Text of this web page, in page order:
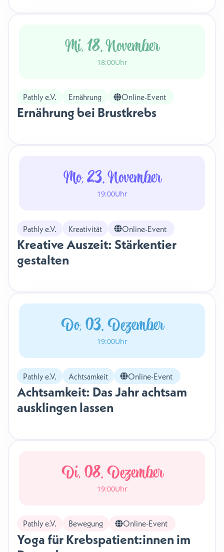
Mi, 18. November
18:00Uhr
Pathly e.V. Ernährung Online-Event
Ernährung bei Brustkrebs
Mo, 23. November
19:00Uhr
Pathly e.V. Kreativität Online-Event
Kreative Auszeit: Stärkentier
gestalten
Do, 03. Dezember
19:00Uhr
Pathly e.V. Achtsamkeit Online-Event
Achtsamkeit: Das Jahr achtsam
ausklingen lassen
Di, 08. Dezember
19:00Uhr
Pathly e.V. Bewegung Online-Event
Yoga für Krebspatient:innen im